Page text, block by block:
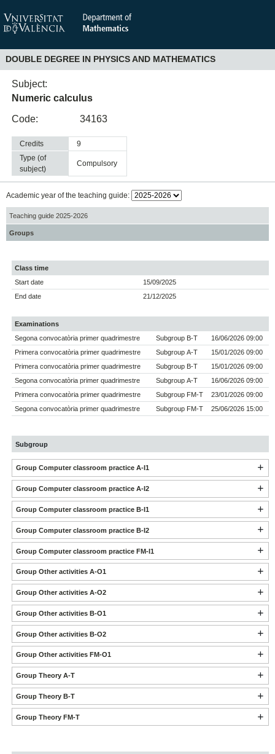
DOUBLE DEGREE IN PHYSICS AND MATHEMATICS
Subject:
Numeric calculus
Code:
34163
Credits
9
Type (of
subject)
compulsory
Academic year of the teaching guide:
Teaching guide 2025-2026
Groups
Class time
Start date
15/09/2025
End date
21/12/2025
Examinations
Segona convocatòria primer quadrimestre
Subgroup B-T
16/06/2026 09:00
Primera convocatòria primer quadrimestre
Subgroup A-T
15/01/2026 09:00
Primera convocatòria primer quadrimestre
Subgroup B-T
15/01/2026 09:00
Segona convocatòria primer quadrimestre
Subgroup A-T
16/06/2026 09:00
Primera convocatòria primer quadrimestre
Subgroup FM-T
23/01/2026 09:00
Segona convocatòria primer quadrimestre
Subgroup FM-T 25/06/2026 15:00
Subgroup
Group Computer classroom practice A-I1
Group Computer classroom practice A-I2
Group Computer classroom practice B-I1
Group Computer classroom practice B-I2
Group Computer classroom practice FM-I1
Group Other activities A-O1
Group Other activities A-O2
Group Other activities B-O1
Group Other activities B-O2
Group Other activities FM-O1
Group Theory A-T
Group Theory B-T
Group Theory FM-T